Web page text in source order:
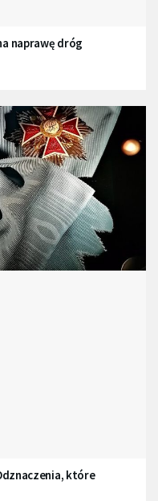
naprawę dróg
które